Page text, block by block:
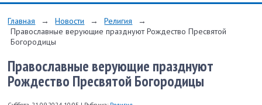
Главная → Новости → Религия
→
Православные верующие празднуют Рождество Пресвятой
Богородицы
Православные верующие празднуют
Рождество Пресвятой Богородицы